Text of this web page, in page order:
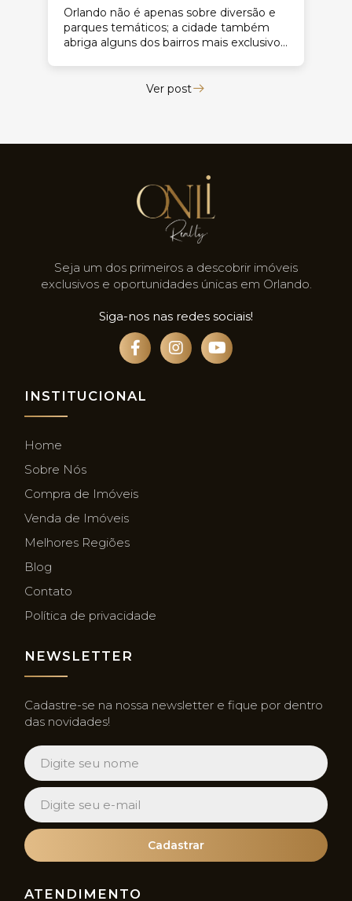
Orlando não é apenas sobre diversão e
parques temáticos; a cidade também
abriga alguns dos bairros mais exclusivos
Ver post
Seja um dos primeiros a descobrir imóveis
exclusivos e oportunidades únicas em Orlando.
Siga-nos nas redes sociais!
INSTITUCIONAL
Home
Sobre Nós
Compra de Imóveis
Venda de Imóveis
Melhores Regiões
Blog
Contato
Política de privacidade
NEWSLETTER
Cadastre-se na nossa newsletter e fique por dentro
das novidades!
Cadastrar
ATENDIMENTO